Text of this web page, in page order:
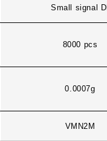
Small signal DI
8000 pcs
0.0007g
VMN2M